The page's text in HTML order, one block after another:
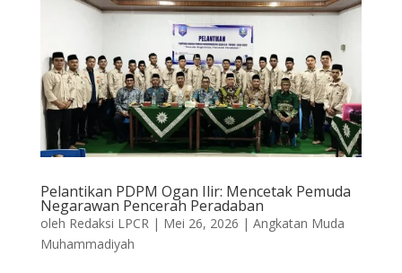
Pelantikan PDPM Ogan Ilir: Mencetak Pemuda
Negarawan Pencerah Peradaban
oleh Redaksi LPCR | Mei 26, 2026 | Angkatan Muda
Muhammadiyah